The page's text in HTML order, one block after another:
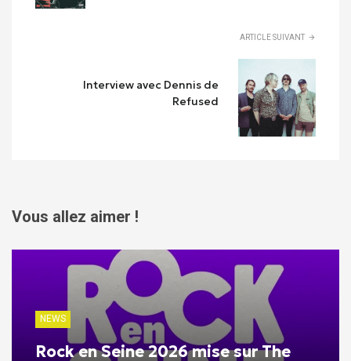
ARTICLE SUIVANT
Interview avec Dennis de
Refused
Vous allez aimer !
NEWS
Rock en Seine 2026 mise sur The